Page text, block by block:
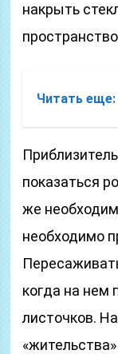
накрыть
Читать еще:
показаться
же
необходимо
когда на нем
листочков.